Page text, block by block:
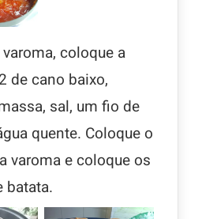
coloque a
de cano baixo,
sal, um fio de
quente. Coloque o
varoma e coloque os
batata.